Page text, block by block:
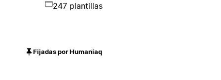
247 plantillas
Fijadas por Humaniaq